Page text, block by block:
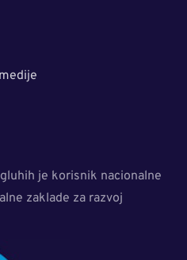
je korisnik nacionalne
zaklade za razvoj